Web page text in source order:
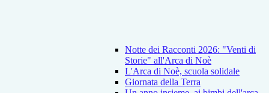
Notte dei Racconti 2026: "Venti di
Storie" all'Arca di Noè
L'Arca di Noè, scuola solidale
Giornata della Terra